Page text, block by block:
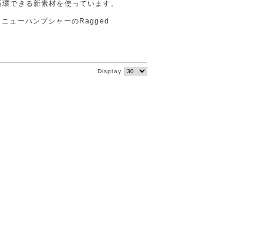
できる新素材を使っています。
ューハンプシャーのRagged
Display